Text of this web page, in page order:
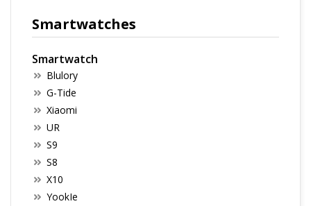
Smartwatches
Smartwatch
Blulory
G-Tide
Xiaomi
UR
S9
S8
X10
YookIe